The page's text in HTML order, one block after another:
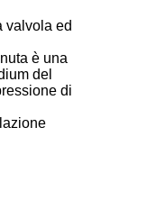
valvola ed
è una
del
di